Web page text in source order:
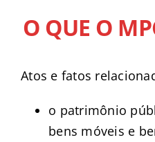
O QUE O
Atos e fatos
o patrimônio
bens móveis e